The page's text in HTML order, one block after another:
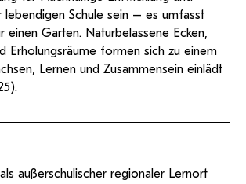
lebendigen Schule sein – es umfasst
einen Garten. Naturbelassene Ecken,
Erholungsräume formen sich zu einem
Lernen und Zusammensein einlädt
als außerschulischer regionaler Lernort